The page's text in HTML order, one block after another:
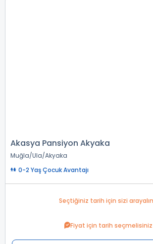
Akasya Pansiyon Akyaka
Muğla Ula Akyaka
0-2 Yaş Çocuk Avantajı
Seçtiğiniz tarih için sizi
Fiyat için tarih seçmelisiniz